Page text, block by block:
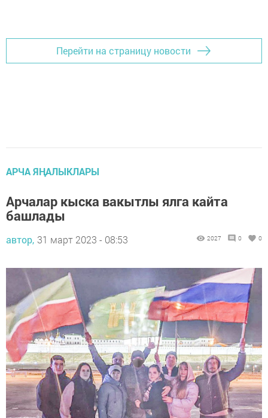
Перейти на страницу новости
АРЧА ЯҢАЛЫКЛАРЫ
Арчалар кыска вакытлы ялга кайта
башлады
автор, 31 март 2023 - 08:53 2027 0 0